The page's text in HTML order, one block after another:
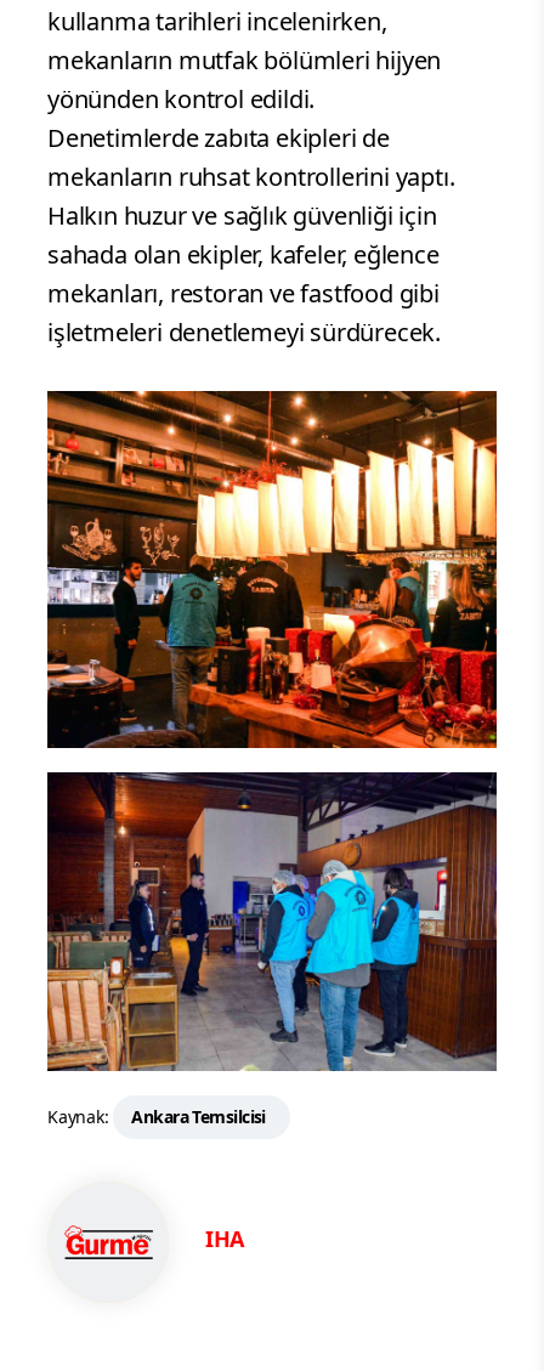
kullanma tarihleri incelenirken,
mekanların mutfak bölümleri hijyen
yönünden kontrol edildi.
Denetimlerde zabıta ekipleri de
mekanların ruhsat kontrollerini yaptı.
Halkın huzur ve sağlık güvenliği için
sahada olan ekipler, kafeler, eğlence
mekanları, restoran ve fastfood gibi
işletmeleri denetlemeyi sürdürecek.
Kaynak: Ankara Temsilcisi
IHA